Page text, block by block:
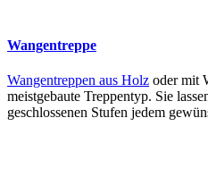
Wangentreppe
Wangentreppen aus Holz oder mit
meistgebaute Treppentyp. Sie
geschlossenen Stufen jedem